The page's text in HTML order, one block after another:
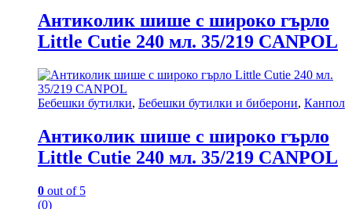
has
multiple
variants.
options
may
be
chosen
on
the
product
page
Антиколик шише с широко гърло
Little Cutie 240 мл. 35/219 CANPOL
Бебешки бутилки, Бебешки бутилки и биберони, Канпол
Антиколик шише с широко гърло
Little Cutie 240 мл. 35/219 CANPOL
0 out of 5
(0)